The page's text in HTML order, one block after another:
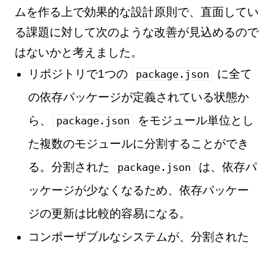
ムを作る上で効果的な設計原則で、直面してい
る課題に対して次のような改善が見込めるので
はないかと考えました。
リポジトリで1つの
package.json
に全て
の依存パッケージが定義されている状態か
ら、
package.json
をモジュール単位とし
た複数のモジュールに分割することができ
る。分割された
package.json
は、依存パ
ッケージが少なくなるため、依存パッケー
ジの更新は比較的容易になる。
コンポーザブルなシステムが、分割された